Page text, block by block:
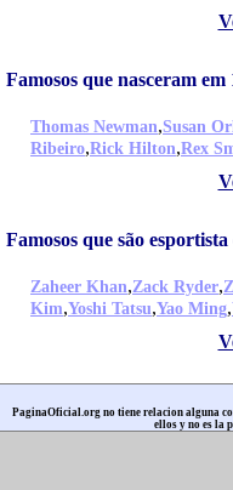
Famosos que nasceram
Thomas Newman,Susan
Ribeiro,Rick Hilton,Rex
Famosos que são
Zaheer Khan,Zack Ryder,
Kim,Yoshi Tatsu,Yao Ming,
PaginaOficial.org no tiene relacion alguna
ellos y no es la